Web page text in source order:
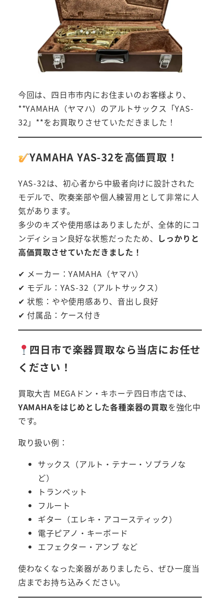
今回は、四日市市内にお住まいのお客様より、
**YAMAHA（ヤマハ）のアルトサックス「YAS-
32」**をお買取りさせていただきました！
YAMAHA YAS-32を高価買取！
YAS-32は、初心者から中級者向けに設計された
モデルで、吹奏楽部や個人練習用として非常に人
気があります。
多少のキズや使用感はありましたが、全体的にコ
ンディション良好な状態だったため、
しっかりと
高価買取させていただきました！
✔ メーカー：YAMAHA（ヤマハ）
✔ モデル：YAS-32（アルトサックス）
✔ 状態：やや使用感あり、音出し良好
✔ 付属品：ケース付き
四日市で楽器買取なら当店にお任せ
ください！
買取大吉 MEGAドン・キホーテ四日市店では、
YAMAHAをはじめとした各種楽器の買取を強化中
です。
取り扱い例：
サックス（アルト・テナー・ソプラノな
ど）
トランペット
フルート
ギター（エレキ・アコースティック）
電子ピアノ・キーボード
エフェクター・アンプ など
使わなくなった楽器がありましたら、ぜひ一度当
店までお持ち込みください。